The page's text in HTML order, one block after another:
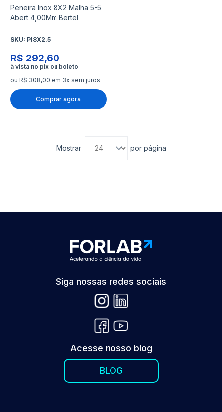
Peneira Inox 8X2 Malha 5-5
Abert 4,00Mm Bertel
SKU: PI8X2.5
R$ 292,60
ou R$ 308,00 em 3x sem juros
Comprar agora
Mostrar por página
Siga nossas redes sociais
Acesse nosso blog
BLOG